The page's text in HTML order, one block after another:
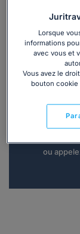
Vous
ou
Lorsque
informations
avec vous et
Vous avez le
bouton cookie